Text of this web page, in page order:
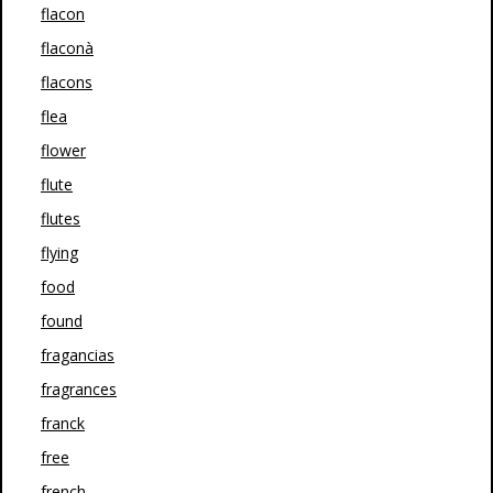
flacon
flaconà
flacons
flea
flower
flute
flutes
flying
food
found
fragancias
fragrances
franck
free